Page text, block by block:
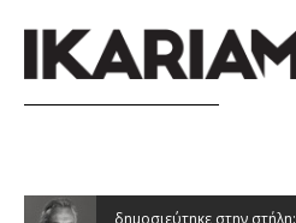
δημοσιεύτηκε στην στήλη: